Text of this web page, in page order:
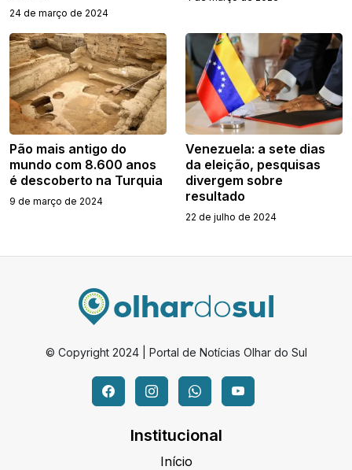
24 de março de 2024
Pão mais antigo do
mundo com 8.600 anos
é descoberto na Turquia
9 de março de 2024
Venezuela: a sete dias
da eleição, pesquisas
divergem sobre
resultado
22 de julho de 2024
© Copyright 2024 | Portal de Notícias Olhar do Sul
Institucional
Início